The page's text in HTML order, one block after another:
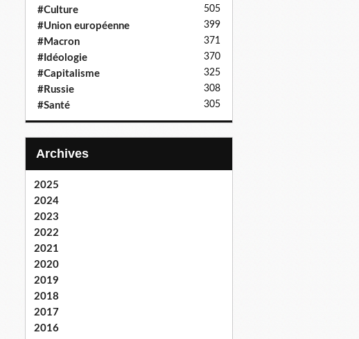
#Culture 505
#Union européenne 399
#Macron 371
#Idéologie 370
#Capitalisme 325
#Russie 308
#Santé 305
Archives
2025
2024
2023
2022
2021
2020
2019
2018
2017
2016